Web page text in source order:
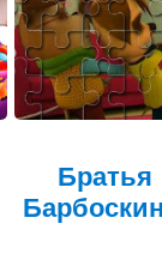
Братья